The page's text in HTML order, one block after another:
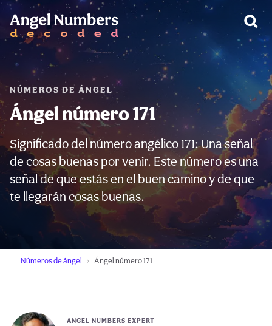
NÚMEROS DE ÁNGEL
Ángel número 171
Significado del número angélico 171: Una señal
de cosas buenas por venir. Este número es una
señal de que estás en el buen camino y de que
te llegarán cosas buenas.
Números de ángel Ángel número 171
ANGEL NUMBERS EXPERT
ADVERTENCIA: